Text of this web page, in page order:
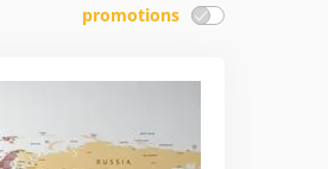
promotions